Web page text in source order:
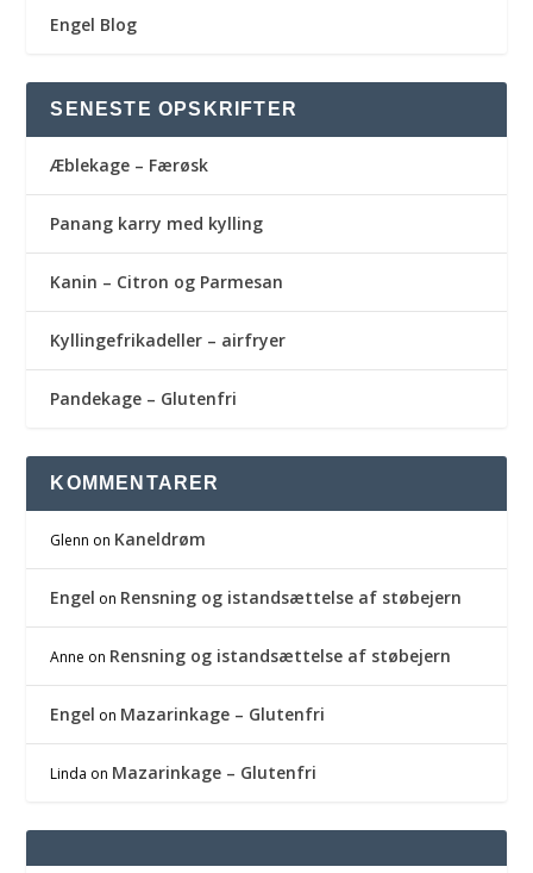
Engel Blog
SENESTE OPSKRIFTER
Æblekage – Færøsk
Panang karry med kylling
Kanin – Citron og Parmesan
Kyllingefrikadeller – airfryer
Pandekage – Glutenfri
KOMMENTARER
Glenn on Kaneldrøm
Engel on Rensning og istandsættelse af støbejern
Anne on Rensning og istandsættelse af støbejern
Engel on Mazarinkage – Glutenfri
Linda on Mazarinkage – Glutenfri